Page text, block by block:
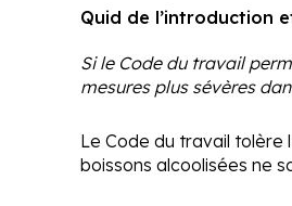
Quid de l’introduction
Si le Code du travail
mesures plus sévères
Le Code du travail tolère
boissons alcoolisées ne